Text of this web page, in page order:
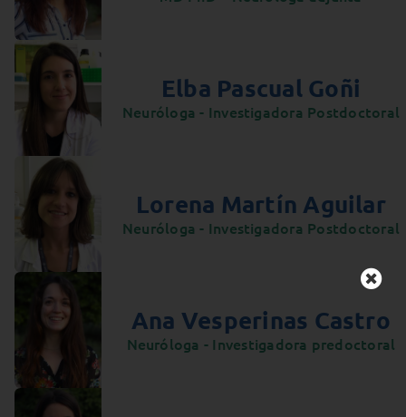
Elba Pascual Goñi
Neuróloga - Investigadora Postdoctoral
Lorena Martín Aguilar
Neuróloga - Investigadora Postdoctoral
Ana Vesperinas Castro
Neuróloga - Investigadora predoctoral